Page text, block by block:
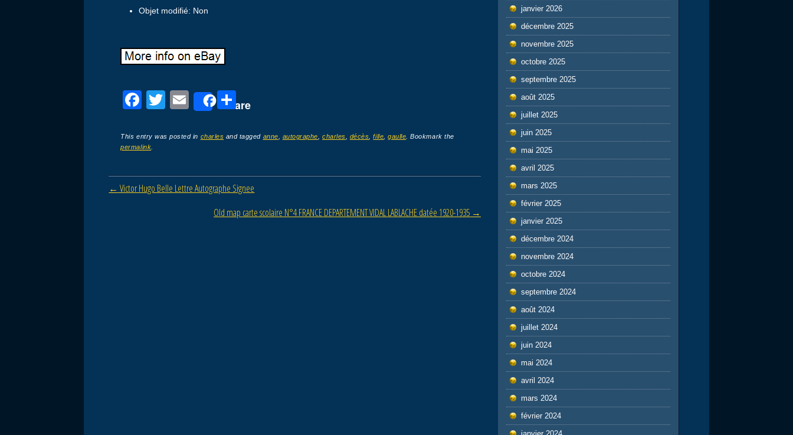
Objet modifié: Non
F
c
e
b
o
T
tt
E
ail
Share
P
ta
er
This entry was posted in charles and tagged anne autographe ,charles décès ,fille ,gaulle . Bookmark the
permalink
Post navigation
← Victor Hugo Belle Lettre Autographe Signee
Old map carte scolaire N°4 FRANCE DEPARTEMENT VIDAL LABLACHE datée 1920-1935 →
janvier 2026
décembre 2025
novembre 2025
octobre 2025
septembre 2025
août 2025
juillet 2025
juin 2025
mai 2025
avril 2025
mars 2025
février 2025
janvier 2025
décembre 2024
novembre 2024
octobre 2024
septembre 2024
août 2024
juillet 2024
juin 2024
mai 2024
avril 2024
mars 2024
février 2024